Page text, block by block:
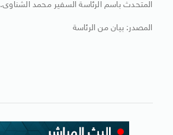
المتحدث باسم الرئاسة السفير محمد الشناوى.
المصدر: بيان من الرئاسة